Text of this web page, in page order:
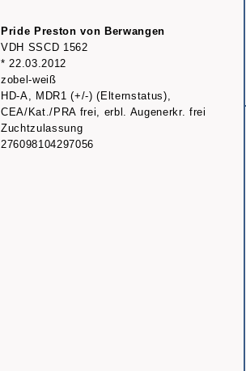
Pride Preston von Berwangen
VDH SSCD 1562
* 22.03.2012
zobel-weiß
HD-A, MDR1 (+/-) (Elternstatus),
CEA/Kat./PRA frei, erbl. Augenerkr. frei
Zuchtzulassung
276098104297056